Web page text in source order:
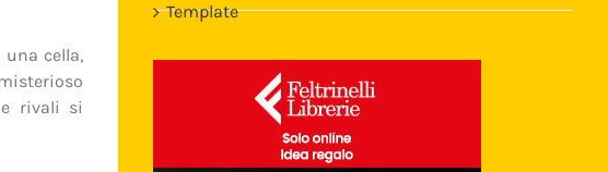
cella,
rivali si
Template